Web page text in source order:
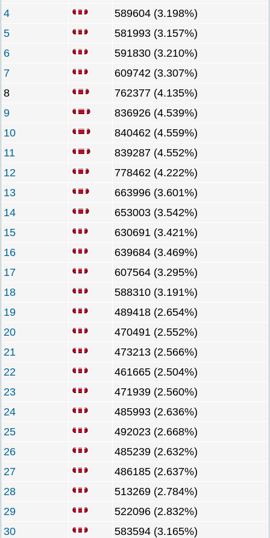
4
589604 (3.198%)
5
581993 (3.157%)
6
591830 (3.210%)
7
609742 (3.307%)
8
762377 (4.135%)
9
836926 (4.539%)
10
840462 (4.559%)
11
839287 (4.552%)
12
778462 (4.222%)
13
663996 (3.601%)
14
653003 (3.542%)
15
630691 (3.421%)
16
639684 (3.469%)
17
607564 (3.295%)
18
588310 (3.191%)
19
489418 (2.654%)
20
470491 (2.552%)
21
473213 (2.566%)
22
461665 (2.504%)
23
471939 (2.560%)
24
485993 (2.636%)
25
492023 (2.668%)
26
485239 (2.632%)
27
486185 (2.637%)
28
513269 (2.784%)
29
522096 (2.832%)
30
583594 (3.165%)